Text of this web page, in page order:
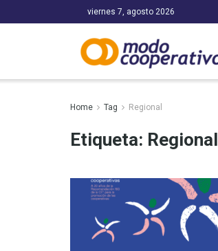
viernes 7, agosto 2026
Home Tag Regional
Etiqueta: Regional